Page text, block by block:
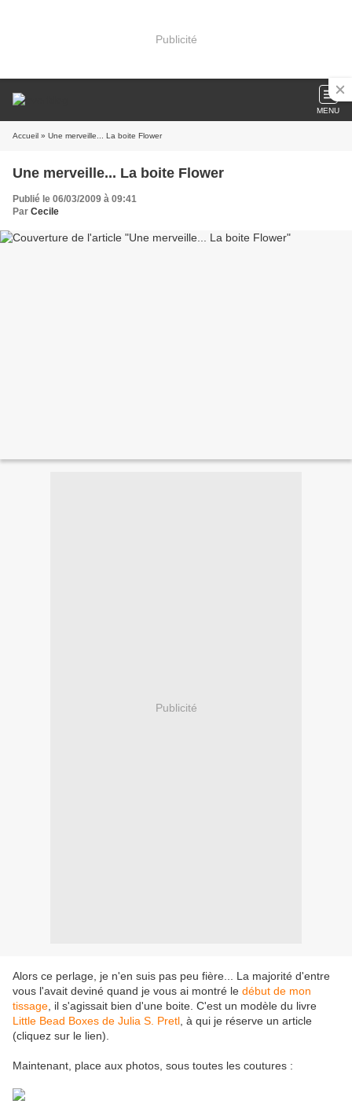
Publicité
MENU
Accueil » Une merveille... La boite Flower
Une merveille... La boite Flower
Publié le 06/03/2009 à 09:41
Par Cecile
Publicité
Alors ce perlage, je n'en suis pas peu fière... La majorité d'entre
vous l'avait deviné quand je vous ai montré le début de mon
tissage , il s'agissait bien d'une boite. C'est un modèle du livre
Little Bead Boxes de Julia S. Pretl , à qui je réserve un article
(cliquez sur le lien).
Maintenant, place aux photos, sous toutes les coutures :